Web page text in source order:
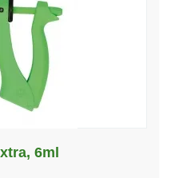
6ml